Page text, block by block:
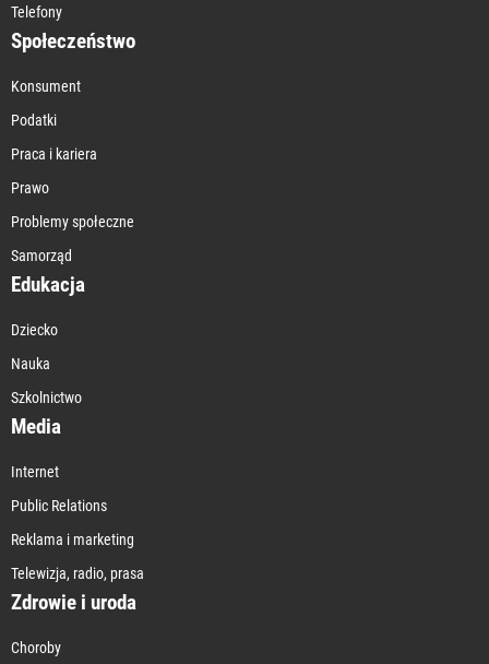
Telefony
Społeczeństwo
Konsument
Podatki
Praca i kariera
Prawo
Problemy społeczne
Samorząd
Edukacja
Dziecko
Nauka
Szkolnictwo
Media
Internet
Public Relations
Reklama i marketing
Telewizja, radio, prasa
Zdrowie i uroda
Choroby